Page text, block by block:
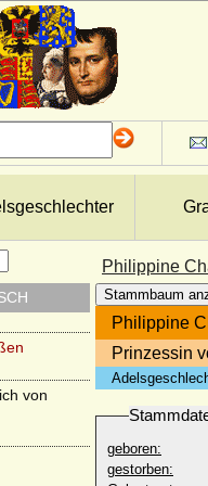
Philippine
Stammbaum
Philippine
Prinzessin
geboren:
gestorben:
Baldern-
von